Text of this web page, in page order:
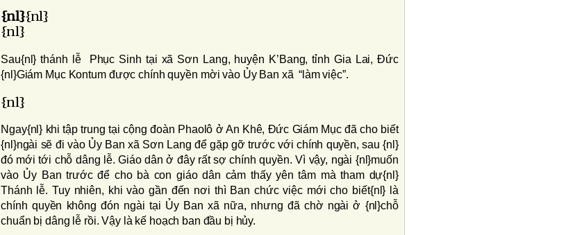
{nl}{nl}
{nl}
Sau{nl} thánh lễ Phục Sinh tại xã Sơn Lang, huyện K’Bang, tỉnh Gia Lai, Ðức
{nl}Giám Mục Kontum được chính quyền mời vào Ủy Ban xã “làm việc”.
{nl}
Ngay{nl} khi tập trung tại cộng đoàn Phaolô ở An Khê, Ðức Giám Mục đã cho biết
{nl}ngài sẽ đi vào Ủy Ban xã Sơn Lang để gặp gỡ trước với chính quyền, sau {nl}
đó mới tới chỗ dâng lễ. Giáo dân ở đây rất sợ chính quyền. Vì vậy, ngài {nl}muốn
vào Ủy Ban trước để cho bà con giáo dân cảm thấy yên tâm mà tham dự{nl}
Thánh lễ. Tuy nhiên, khi vào gần đến nơi thì Ban chức việc mới cho biết{nl} là
chính quyền không đón ngài tại Ủy Ban xã nữa, nhưng đã chờ ngài ở {nl}chỗ
chuẩn bị dâng lễ rồi. Vậy là kế hoạch ban đầu bị hủy.